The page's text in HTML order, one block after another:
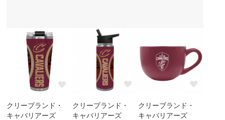
クリーブランド・
キャバリアーズ
クリーブランド・
キャバリアーズ
クリーブランド・
キャバリアーズ